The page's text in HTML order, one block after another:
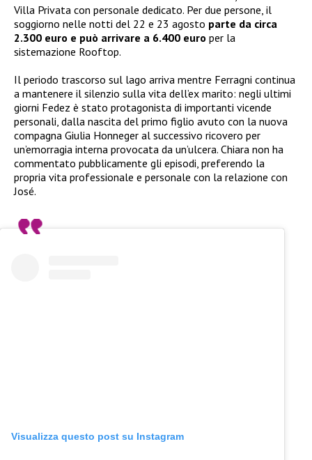
Villa Privata con personale dedicato. Per due persone, il
soggiorno nelle notti del 22 e 23 agosto parte da circa
2.300 euro e può arrivare a 6.400 euro per la
sistemazione Rooftop.
Il periodo trascorso sul lago arriva mentre Ferragni continua
a mantenere il silenzio sulla vita dell’ex marito: negli ultimi
giorni Fedez è stato protagonista di importanti vicende
personali, dalla nascita del primo figlio avuto con la nuova
compagna Giulia Honneger al successivo ricovero per
un’emorragia interna provocata da un’ulcera. Chiara non ha
commentato pubblicamente gli episodi, preferendo la
propria vita professionale e personale con la relazione con
José.
Visualizza questo post su Instagram